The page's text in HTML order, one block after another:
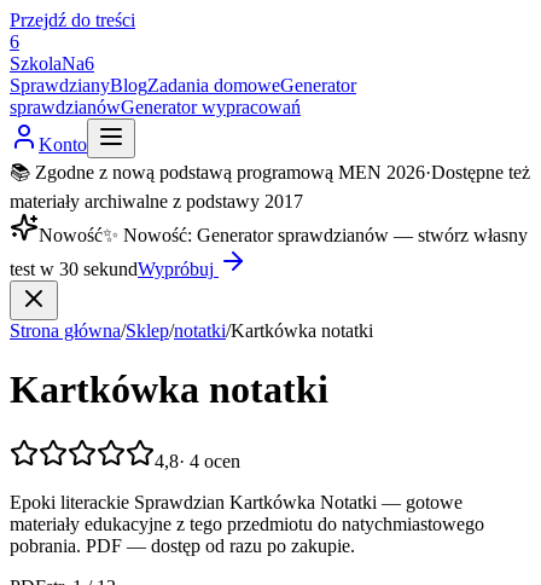
Przejdź do treści
6
SzkolaNa6
SprawdzianyBlogZadania domoweGenerator
sprawdzianówGenerator wypracowań
Konto
📚 Zgodne z nową podstawą programową MEN 2026·Dostępne też
materiały archiwalne z podstawy 2017
Nowość✨ Nowość: Generator sprawdzianów — stwórz własny
test w 30 sekundWypróbuj
Strona główna/Sklep/notatki/Kartkówka notatki
Kartkówka notatki
4,8· 4 ocen
Epoki literackie Sprawdzian Kartkówka Notatki — gotowe
materiały edukacyjne z tego przedmiotu do natychmiastowego
pobrania. PDF — dostęp od razu po zakupie.